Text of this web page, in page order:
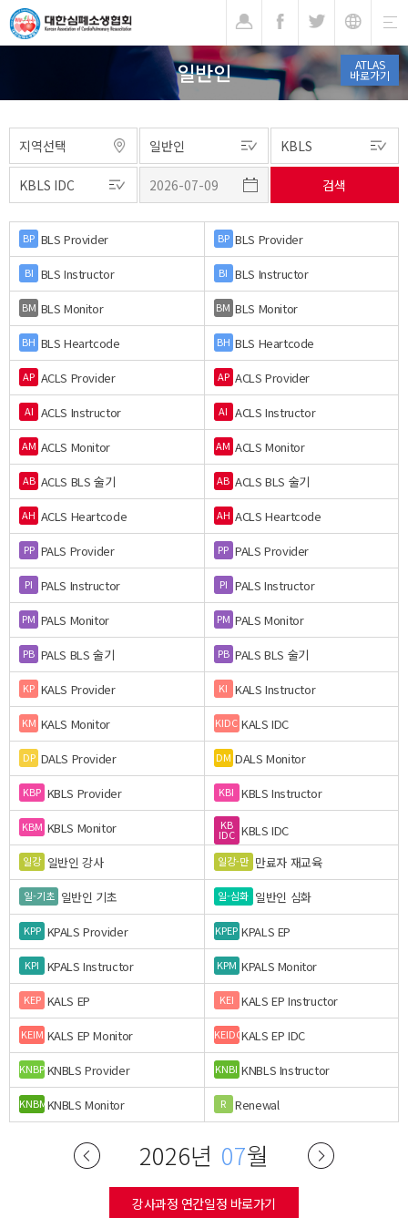
ATLAS
바로가기
일반인
BP BLS Provider BP BLS Provider
BI BLS Instructor BI BLS Instructor
BM BLS Monitor BM BLS Monitor
BH BLS Heartcode BH BLS Heartcode
AP ACLS Provider AP ACLS Provider
AI ACLS Instructor AI ACLS Instructor
AM ACLS Monitor AM ACLS Monitor
AB ACLS BLS 술기 AB ACLS BLS 술기
AH ACLS Heartcode AH ACLS Heartcode
PP PALS Provider PP PALS Provider
PI PALS Instructor PI PALS Instructor
PM PALS Monitor PM PALS Monitor
PB PALS BLS 술기 PB PALS BLS 술기
KP KALS Provider KI KALS Instructor
KM KALS Monitor KIDC KALS IDC
DP DALS Provider DM DALS Monitor
KBP KBLS Provider KBI KBLS Instructor
KBM KBLS Monitor KB
IDC KBLS IDC
일강 일반인 강사 일강-만 만료자 재교육
일-기초 일반인 기초 일-심화 일반인 심화
KPP KPALS Provider KPEP KPALS EP
KPI KPALS Instructor KPM KPALS Monitor
KEP KALS EP KEI KALS EP Instructor
KEIM KALS EP Monitor KEIDCKALS EP IDC
KNBPKNBLS Provider KNBI KNBLS Instructor
KNBMKNBLS Monitor R Renewal
2026년 07월
강사과정 연간일정 바로가기